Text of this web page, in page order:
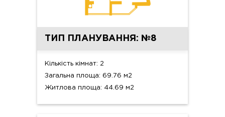
ТИП ПЛАНУВАННЯ: №8
Кількість кімнат: 2
Загальна площа: 69.76 м2
Житлова площа: 44.69 м2